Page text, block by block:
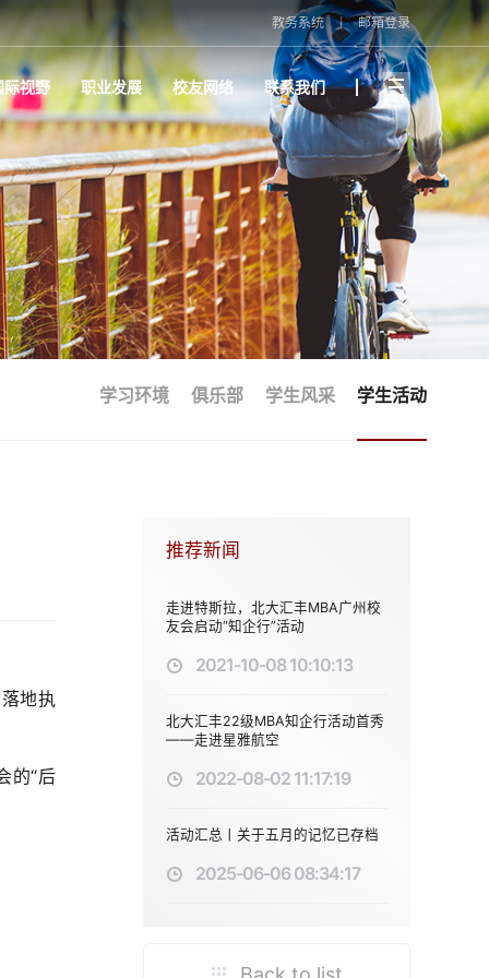
教务系统 邮箱登录
际视野 职业发展 校友网络 联系我们
学习环境 俱乐部 学生风采 学生活动
地执
的“后
推荐新闻
走进特斯拉，北大汇丰MBA广州校
友会启动“知企行”活动
2021-10-08 10:10:13
北大汇丰22级MBA知企行活动首秀
——走进星雅航空
2022-08-02 11:17:19
活动汇总丨关于五月的记忆已存档
2025-06-06 08:34:17